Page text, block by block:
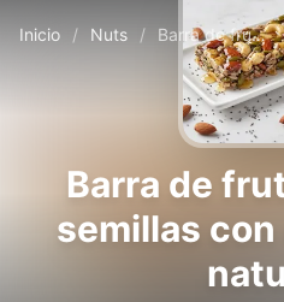
Inicio / Nuts / Barra de frutos secos y semillas con endulzante natural
Barra de
semillas